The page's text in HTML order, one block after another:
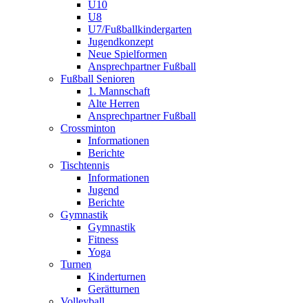
U10
U8
U7/Fußballkindergarten
Jugendkonzept
Neue Spielformen
Ansprechpartner Fußball
Fußball Senioren
1. Mannschaft
Alte Herren
Ansprechpartner Fußball
Crossminton
Informationen
Berichte
Tischtennis
Informationen
Jugend
Berichte
Gymnastik
Gymnastik
Fitness
Yoga
Turnen
Kinderturnen
Gerätturnen